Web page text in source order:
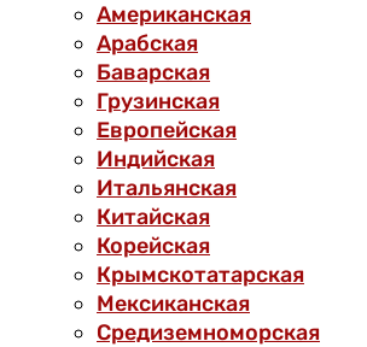
Американская
Арабская
Баварская
Грузинская
Европейская
Индийская
Итальянская
Китайская
Корейская
Крымскотатарская
Мексиканская
Средиземноморская